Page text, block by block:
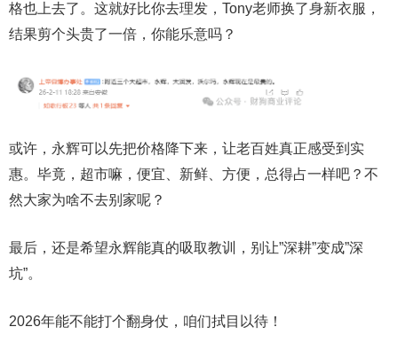
格也上去了。这就好比你去理发，Tony老师换了身新衣服，
结果剪个头贵了一倍，你能乐意吗？
或许，永辉可以先把价格降下来，让老百姓真正感受到实
惠。毕竟，超市嘛，便宜、新鲜、方便，总得占一样吧？不
然大家为啥不去别家呢？
最后，还是希望永辉能真的吸取教训，别让”深耕”变成”深
坑”。
2026年能不能打个翻身仗，咱们拭目以待！